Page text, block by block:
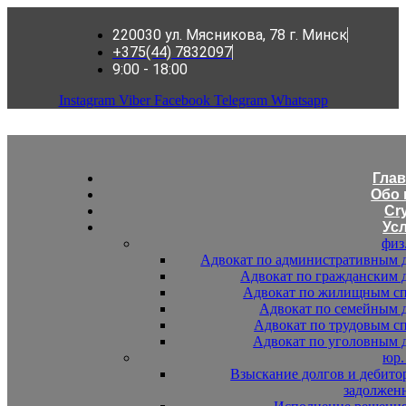
220030 ул. Мясникова, 78 г. Минск
+375(44) 7832097
9:00 - 18:00
Instagram Viber Facebook Telegram Whatsapp
Обо
Адвокат по административным
Адвокат по гражданским
Адвокат по жилищным
Адвокат по семейным
Адвокат по трудовым
Адвокат по уголовным
юр.
Взыскание долгов и